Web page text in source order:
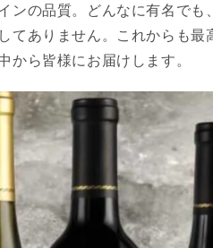
ンの品質。どんなに有名でも
てありません。これからも最
から皆様にお届けします。